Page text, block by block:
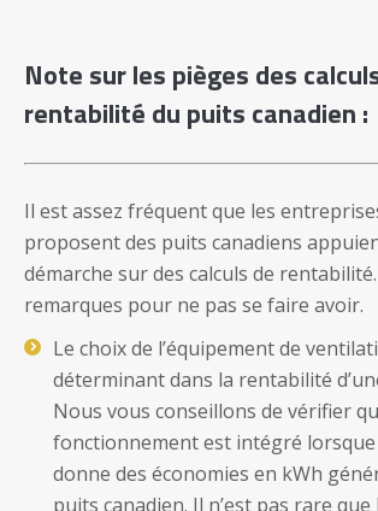
Note sur les pièges des
rentabilité du puits canadien :
Il est assez fréquent que les
proposent des puits canadiens
démarche sur des calculs de
remarques pour ne pas se faire avoir.
Le choix de l’équipement de
déterminant dans la rentabilité
Nous vous conseillons de vérifier
fonctionnement est intégré lorsque
donne des économies en kWh
puits canadien. Il n’est pas rare que